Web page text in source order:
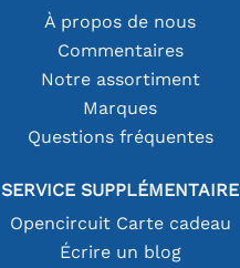
À propos de nous
Commentaires
Notre assortiment
Marques
Questions fréquentes
SERVICE SUPPLÉMENTAIRE
Opencircuit Carte cadeau
Écrire un blog